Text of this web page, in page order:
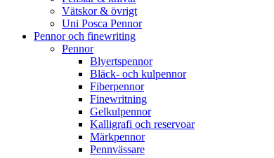
Vätskor & övrigt
Uni Posca Pennor
Pennor och finewriting
Pennor
Blyertspennor
Bläck- och kulpennor
Fiberpennor
Finewritning
Gelkulpennor
Kalligrafi och reservoar
Märkpennor
Pennvässare